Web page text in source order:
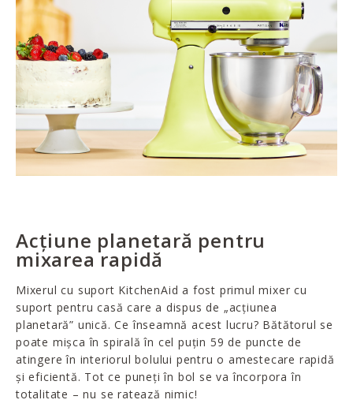
Acțiune planetară pentru
mixarea rapidă
Mixerul cu suport KitchenAid a fost primul mixer cu
suport pentru casă care a dispus de „acțiunea
planetară” unică. Ce înseamnă acest lucru? Bătătorul se
poate mișca în spirală în cel puțin 59 de puncte de
atingere în interiorul bolului pentru o amestecare rapidă
și eficientă. Tot ce puneți în bol se va încorpora în
totalitate – nu se ratează nimic!